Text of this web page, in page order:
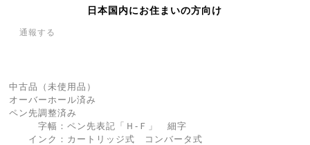
日本国内にお住まいの方向け
通報する
中古品（未使用品）
オーバーホール済み
ペン先調整済み
字幅：ペン先表記「Ｈ-Ｆ」 細字
インク：カートリッジ式 コンバータ式